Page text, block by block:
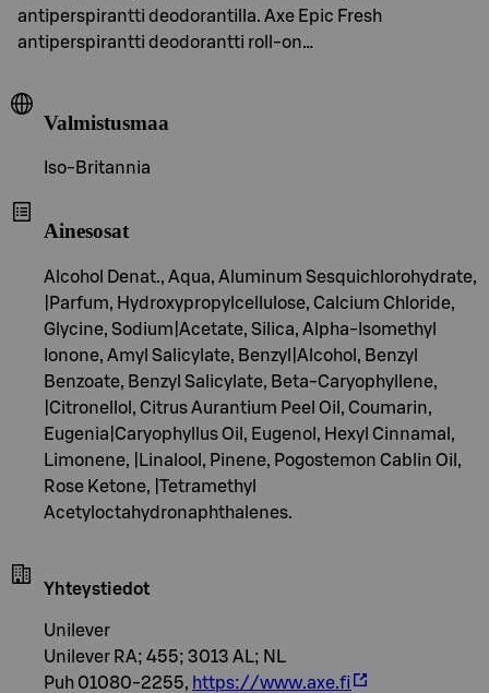
antiperspirantti deodorantilla. Axe Epic Fresh
antiperspirantti deodorantti roll-on…
Valmistusmaa
Iso-Britannia
Ainesosat
Alcohol Denat., Aqua, Aluminum Sesquichlorohydrate,
|Parfum, Hydroxypropylcellulose, Calcium Chloride,
Glycine, Sodium|Acetate, Silica, Alpha-Isomethyl
Ionone, Amyl Salicylate, Benzyl|Alcohol, Benzyl
Benzoate, Benzyl Salicylate, Beta-Caryophyllene,
|Citronellol, Citrus Aurantium Peel Oil, Coumarin,
Eugenia|Caryophyllus Oil, Eugenol, Hexyl Cinnamal,
Limonene, |Linalool, Pinene, Pogostemon Cablin Oil,
Rose Ketone, |Tetramethyl
Acetyloctahydronaphthalenes.
Yhteystiedot
Unilever
Unilever RA; 455; 3013 AL; NL
Puh 01080-2255, https://www.axe.fi